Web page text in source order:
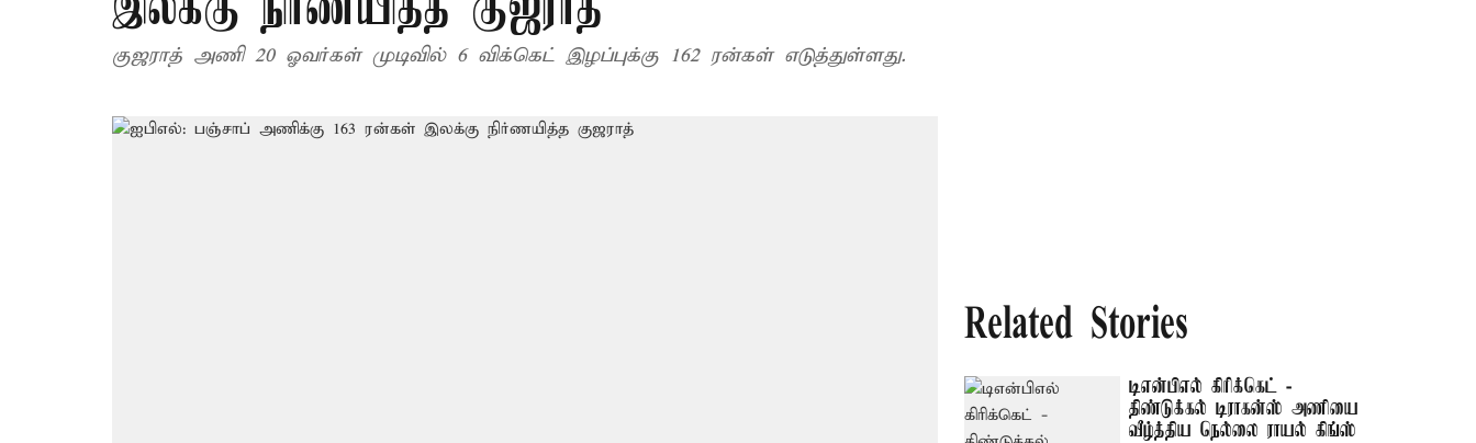
குஜராத் அணி 20 ஓவர்கள் முடிவில் 6 விக்கெட் இழப்புக்கு 162 ரன்கள் எடுத்துள்ளது.
Related Stories
டிஎன்பிஎல் கிரிக்கெட் -
திண்டுக்கல் டிராகன்ஸ் அணியை
வீழ்த்திய நெல்லை ராயல் கிங்ஸ்